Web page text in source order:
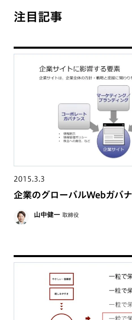
注目記事
2015.3.3
企業のグローバルWebガバ
山中健一 取締役